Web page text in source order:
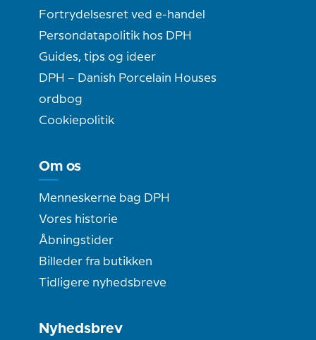
Fortrydelsesret ved e-handel
Persondatapolitik hos DPH
Guides, tips og ideer
DPH – Danish Porcelain Houses
ordbog
Cookiepolitik
Om os
Menneskerne bag DPH
Vores historie
Åbningstider
Billeder fra butikken
Tidligere nyhedsbreve
Nyhedsbrev